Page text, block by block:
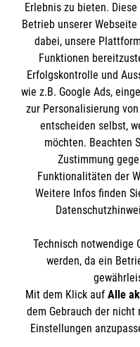
Informationen
Impressum
Datenschutz
Kontakt
Die Malteser
Malteser in
Malteserorden
Sharepoint
Reference
Empfänger:
Bank: Pax-Bank
IBAN:
So finden Sie
Schmedehausener
48346 Ostbevern
Der Malteser Hilfsdienst
Erlebnis zu bieten.
Betrieb unserer
dabei, unsere
Funktionen
Erfolgskontrolle und
wie z.B. Google Ads,
zur Personalisierung
entscheiden selbst,
möchten. Beachten
Zustimmung
Funktionalitäten der
Weitere Infos finden
Technisch notwendige
werden, da ein
Mit dem Klick auf Alle
dem Gebrauch der nicht
Einstellungen